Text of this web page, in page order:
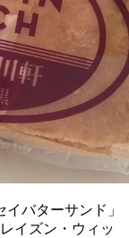
バターサンド」
イズン・ウィッ